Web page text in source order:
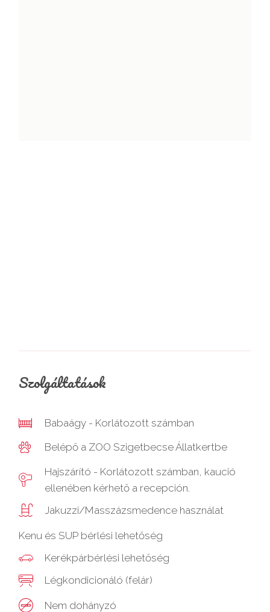
Szolgáltatások
Babaágy - Korlátozott számban
Belépő a ZOO Szigetbecse Állatkertbe
Hajszárító - Korlátozott számban, kaució
ellenében kérhető a recepción.
Jakuzzi/Masszázsmedence használat
Kenu és SUP bérlési lehetőség
Kerékpárbérlési lehetőség
Légkondicionáló (felár)
Nem dohányzó